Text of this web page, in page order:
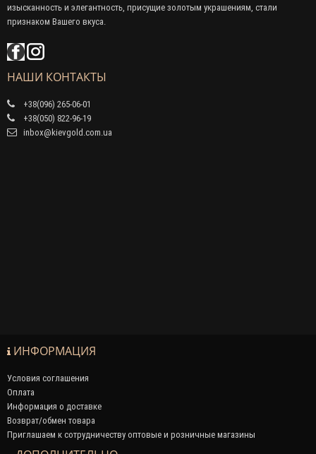
изысканность и элегантность, присущие золотым украшениям, стали
признаком Вашего вкуса.
НАШИ КОНТАКТЫ
+38(096) 265-06-01
+38(050) 822-96-19
inbox@kievgold.com.ua
ИНФОРМАЦИЯ
Условия соглашения
Оплата
Информация о доставке
Возврат/обмен товара
Приглашаем к сотрудничеству оптовые и розничные магазины